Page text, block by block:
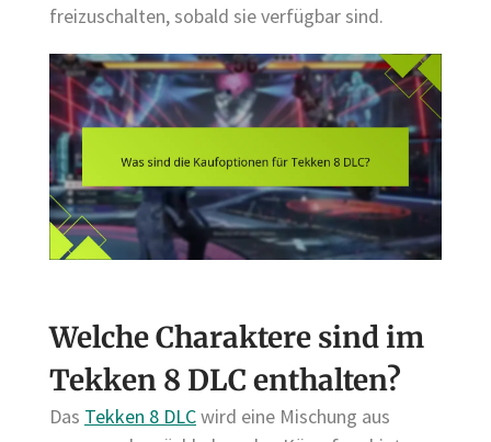
freizuschalten, sobald sie verfügbar sind.
Welche Charaktere sind im
Tekken 8 DLC enthalten?
Das Tekken 8 DLCwird eine Mischung aus